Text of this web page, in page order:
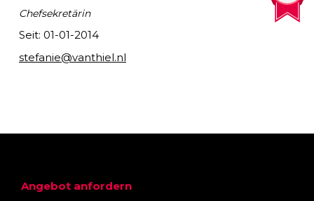
Chefsekretärin
Seit: 01-01-2014
stefanie@vanthiel.nl
Angebot anfordern